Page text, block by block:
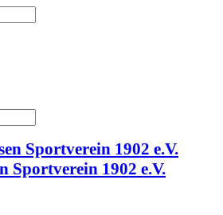
Sportverein 1902 e.V.